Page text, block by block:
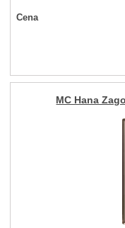
Cena
MC Hana